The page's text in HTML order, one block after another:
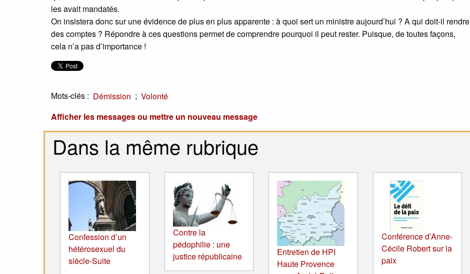
les avait mandatés.
On insistera donc sur une évidence de plus en plus apparente : à quoi sert un ministre aujourd’hui ? A qui doit-il rendre
des comptes ? Répondre à ces questions permet de comprendre pourquoi il peut rester. Puisque, de toutes façons,
cela n’a pas d’importance !
Mots-clés : Démission ; Volonté
Afficher les messages ou mettre un nouveau message
Dans la même rubrique
Confession d’un
hétérosexuel du
siècle-Suite
Contre la
pédophilie : une
justice républicaine
Entretien de HPI
Haute Provence
Conférence d’Anne-
Cécile Robert sur la
paix